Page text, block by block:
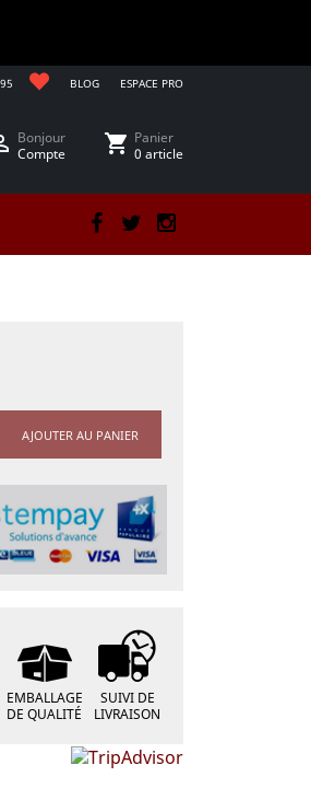
BLOG ESPACE PRO
shopping_cart Panier
0 article
Bonjour
Compte
Facebook
AJOUTER AU PANIER
EMBALLAGE
DE QUALITÉ
SUIVI DE
LIVRAISON